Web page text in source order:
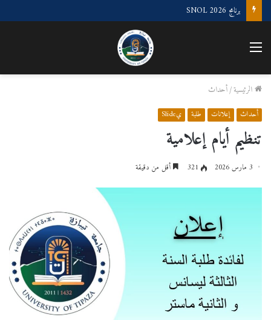
برنامج SNOL 2026
القائمة
الرئيسية/أحداث
أحداث إعلانات طلبة يSlide
تنظيم أيام إعلامية
3 مارس 2026 321 أقل من دقيقة